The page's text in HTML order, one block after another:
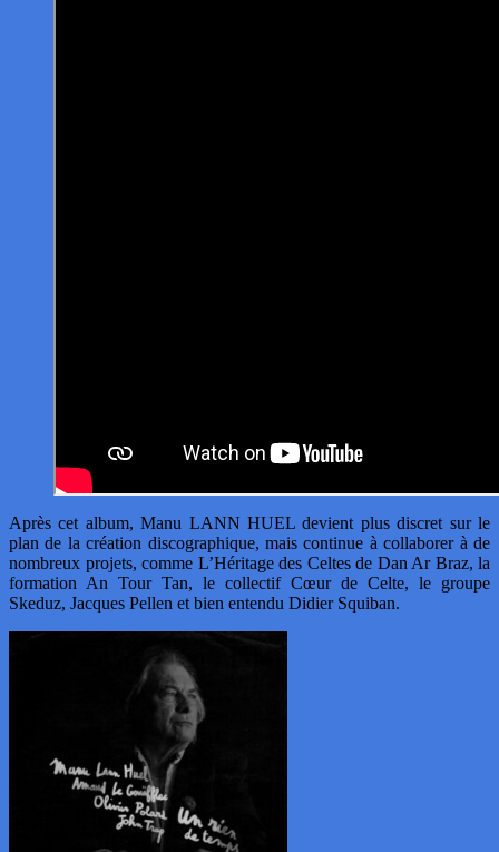
Après cet album, Manu LANN HUEL devient plus discret sur le
plan de la création discographique, mais continue à collaborer à de
nombreux projets, comme L’Héritage des Celtes de Dan Ar Braz, la
formation An Tour Tan, le collectif Cœur de Celte, le groupe
Skeduz, Jacques Pellen et bien entendu Didier Squiban.